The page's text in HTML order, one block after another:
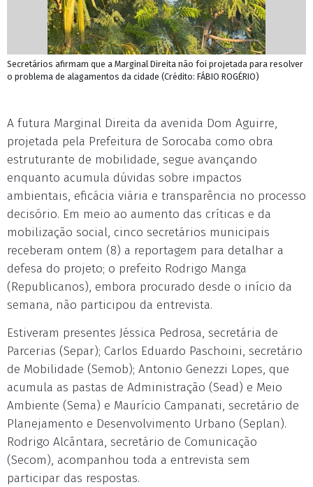
Secretários afirmam que a Marginal Direita não foi projetada para resolver
o problema de alagamentos da cidade (Crédito: FÁBIO ROGÉRIO)
A futura Marginal Direita da avenida Dom Aguirre,
projetada pela Prefeitura de Sorocaba como obra
estruturante de mobilidade, segue avançando
enquanto acumula dúvidas sobre impactos
ambientais, eficácia viária e transparência no processo
decisório. Em meio ao aumento das críticas e da
mobilização social, cinco secretários municipais
receberam ontem (8) a reportagem para detalhar a
defesa do projeto; o prefeito Rodrigo Manga
(Republicanos), embora procurado desde o início da
semana, não participou da entrevista.
Estiveram presentes Jéssica Pedrosa, secretária de
Parcerias (Separ); Carlos Eduardo Paschoini, secretário
de Mobilidade (Semob); Antonio Genezzi Lopes, que
acumula as pastas de Administração (Sead) e Meio
Ambiente (Sema) e Maurício Campanati, secretário de
Planejamento e Desenvolvimento Urbano (Seplan).
Rodrigo Alcântara, secretário de Comunicação
(Secom), acompanhou toda a entrevista sem
participar das respostas.